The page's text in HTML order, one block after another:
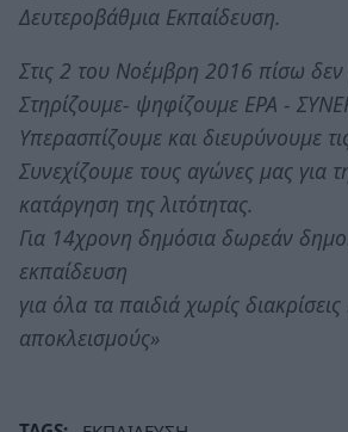
Δευτεροβάθμια Εκπαίδευση.
Στις 2 του Νοέμβρη 2016 πίσω δεν
Στηρίζουμε- ψηφίζουμε ΕΡΑ -
Υπερασπίζουμε και διευρύνουμε
Συνεχίζουμε τους αγώνες μας για
κατάργηση της λιτότητας.
Για 14χρονη δημόσια δωρεάν
εκπαίδευση
για όλα τα παιδιά χωρίς διακρίσεις
αποκλεισμούς»